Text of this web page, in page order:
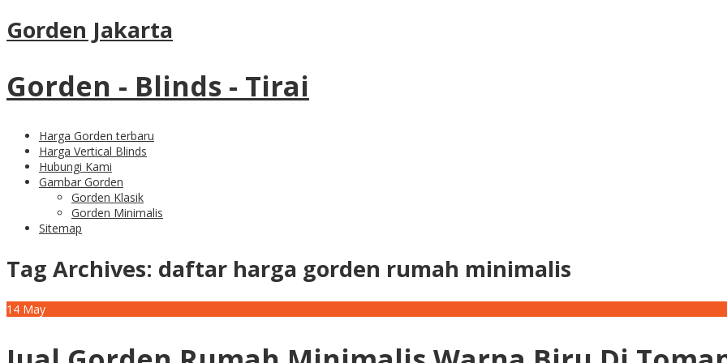
Gorden Jakarta
Gorden - Blinds - Tirai
Harga Gorden terbaru
Harga Vertical Blinds
Hubungi Kami
Gambar Gorden
Gorden Klasik
Gorden Minimalis
Sitemap
Tag Archives: daftar harga gorden rumah minimalis
14 May